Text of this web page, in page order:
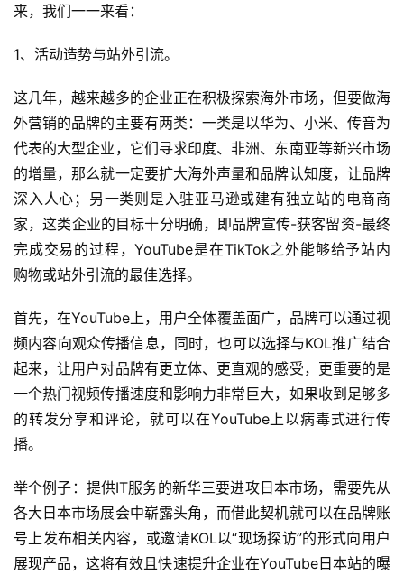
来，我们一一来看：
1、活动造势与站外引流。
这几年，越来越多的企业正在积极探索海外市场，但要做海
外营销的品牌的主要有两类：一类是以华为、小米、传音为
代表的大型企业，它们寻求印度、非洲、东南亚等新兴市场
的增量，那么就一定要扩大海外声量和品牌认知度，让品牌
深入人心；另一类则是入驻亚马逊或建有独立站的电商商
家，这类企业的目标十分明确，即品牌宣传-获客留资-最终
完成交易的过程，YouTube是在TikTok之外能够给予站内
购物或站外引流的最佳选择。
首先，在YouTube上，用户全体覆盖面广，品牌可以通过视
频内容向观众传播信息，同时，也可以选择与KOL推广结合
起来，让用户对品牌有更立体、更直观的感受，更重要的是
一个热门视频传播速度和影响力非常巨大，如果收到足够多
的转发分享和评论，就可以在YouTube上以病毒式进行传
播。
举个例子：提供IT服务的新华三要进攻日本市场，需要先从
各大日本市场展会中崭露头角，而借此契机就可以在品牌账
号上发布相关内容，或邀请KOL以“现场探访”的形式向用户
展现产品，这将有效且快速提升企业在YouTube日本站的曝